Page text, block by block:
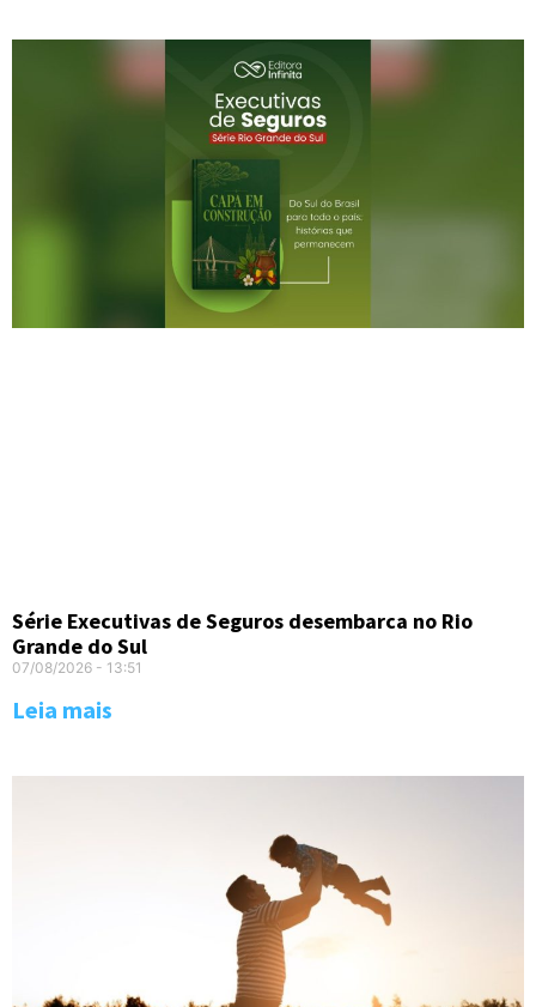
Série Executivas de Seguros desembarca no Rio
Grande do Sul
07/08/2026 13:51
Leia mais